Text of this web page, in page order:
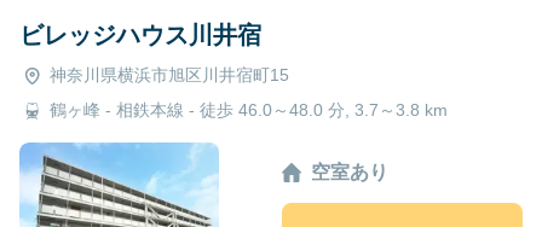
ビレッジハウス川井宿
神奈川県横浜市旭区川井宿町15
鶴ヶ峰 - 相鉄本線 - 徒歩 46.0～48.0 分, 3.7～3.8 km
空室あり